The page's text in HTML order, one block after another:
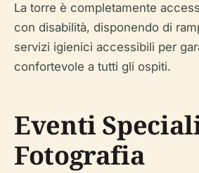
La torre è completamente
con disabilità, disponendo di
servizi igienici accessibili per
confortevole a tutti gli ospiti.
Eventi
Fotografia